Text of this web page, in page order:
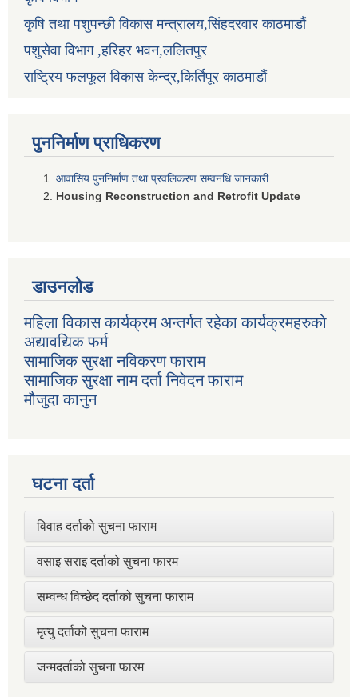
कृषि तथा पशुपन्छी विकास मन्त्रालय,सिंहदरवार काठमाडौं
पशुसेवा विभाग ,हरिहर भवन,ललितपुर
राष्ट्रिय फलफूल विकास केन्द्र,किर्तिपूर काठमाडौं
पुननिर्माण प्राधिकरण
आवासिय पुननिर्माण तथा प्रवलिकरण सम्वनधि जानकारी
Housing Reconstruction and Retrofit Update
डाउनलोड
महिला विकास कार्यक्रम अन्तर्गत रहेका कार्यक्रमहरुको
अद्यावद्यिक फर्म
सामाजिक सुरक्षा नविकरण फाराम
सामाजिक सुरक्षा नाम दर्ता निवेदन फाराम
मौजुदा कानुन
घटना दर्ता
विवाह दर्ताको सुचना फाराम
वसाइ सराइ दर्ताको सुचना फारम
सम्वन्ध विच्छेद दर्ताको सुचना फाराम
मृत्यु दर्ताको सुचना फाराम
जन्मदर्ताको सुचना फारम